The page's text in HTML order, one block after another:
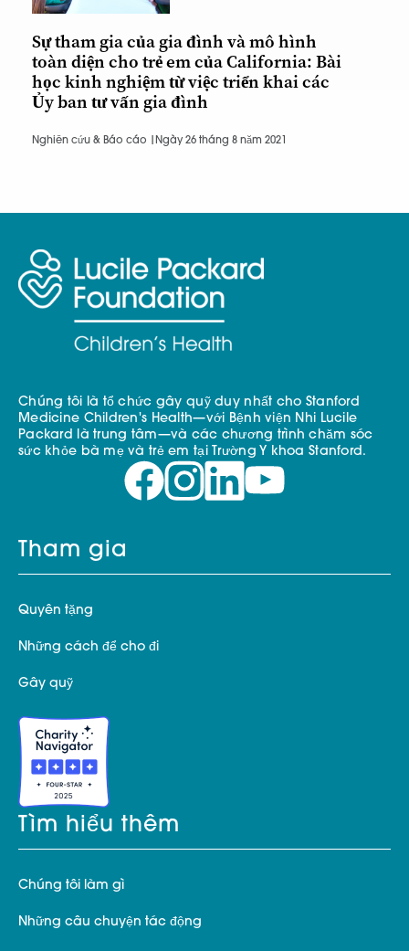
Sự tham gia của gia đình và mô hình
toàn diện cho trẻ em của California: Bài
học kinh nghiệm từ việc triển khai các
Ủy ban tư vấn gia đình
Nghiên cứu & Báo cáo | Ngày 26 tháng 8 năm 2021
Chúng tôi là tổ chức gây quỹ duy nhất cho Stanford
Medicine Children's Health—với Bệnh viện Nhi Lucile
Packard là trung tâm—và các chương trình chăm sóc
sức khỏe bà mẹ và trẻ em tại Trường Y khoa Stanford.
Tham gia
Quyên tặng
Những cách để cho đi
Gây quỹ
Tìm hiểu thêm
Chúng tôi làm gì
Những câu chuyện tác động